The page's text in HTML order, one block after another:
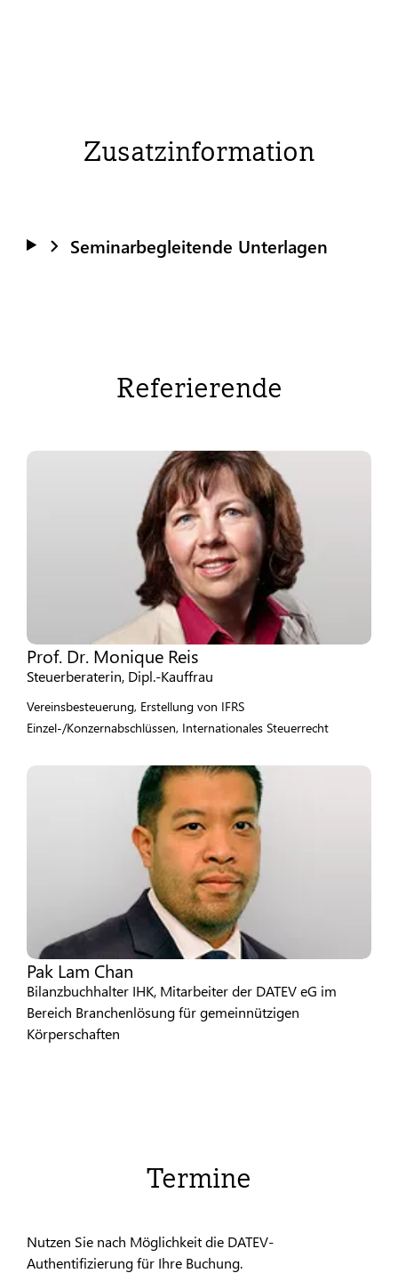
Zusatzinformation
Seminarbegleitende Unterlagen
Referierende
Prof. Dr. Monique Reis
Steuerberaterin, Dipl.-Kauffrau
Vereinsbesteuerung, Erstellung von IFRS
Einzel-/Konzernabschlüssen, Internationales Steuerrecht
Pak Lam Chan
Bilanzbuchhalter IHK, Mitarbeiter der DATEV eG im
Bereich Branchenlösung für gemeinnützigen
Körperschaften
Termine
Nutzen Sie nach Möglichkeit die DATEV-
Authentifizierung für Ihre Buchung.